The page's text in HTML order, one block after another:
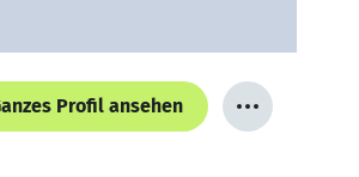
Profil ansehen